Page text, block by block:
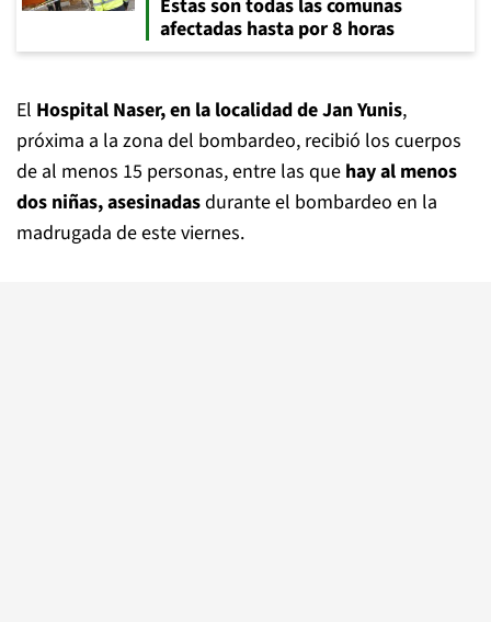
Estas son todas las comunas
afectadas hasta por 8 horas
El Hospital Naser, en la localidad de Jan Yunis,
próxima a la zona del bombardeo, recibió los cuerpos
de al menos 15 personas, entre las que hay al menos
dos niñas, asesinadasdurante el bombardeo en la
madrugada de este viernes.